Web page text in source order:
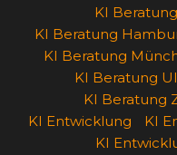
KI
KI Beratung
KI Beratung
KI Beratung
KI Beratung
KI Entwicklung
KI
KI